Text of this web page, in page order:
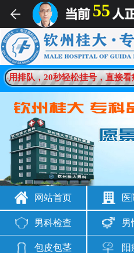
排队，20秒轻松挂号，直接看
网站首页 医
男科检查 男
包皮包茎 阳
55